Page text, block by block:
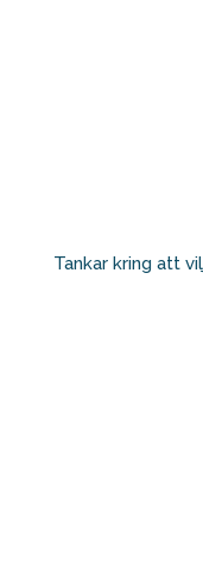
Tankar kring att